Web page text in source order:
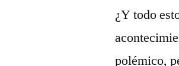
¿Y todo
polémico,